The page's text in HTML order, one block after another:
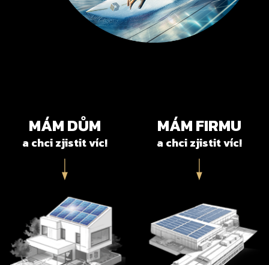
MÁM DŮM
a chci zjistit víc!
MÁM FIRMU
a chci zjistit víc!